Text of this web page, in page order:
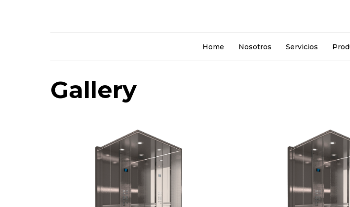
Home Nosotros Servicios
Gallery